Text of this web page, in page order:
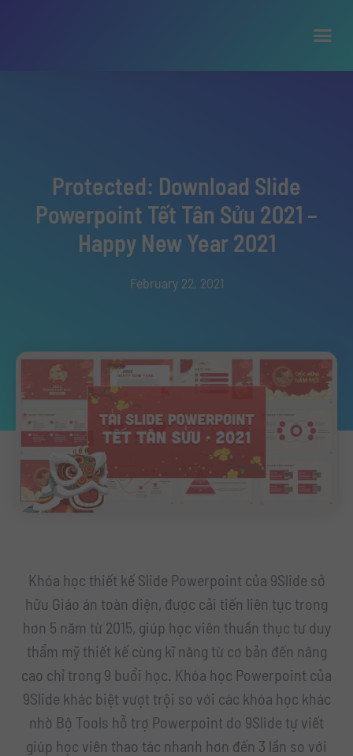
Protected: Download Slide
Powerpoint Tết Tân Sửu 2021 –
Happy New Year 2021
February 22, 2021
Khóa học thiết kế Slide Powerpoint của 9Slide sở
hữu Giáo án toàn diện, được cải tiến liên tục trong
hơn 5 năm từ 2015, giúp học viên thuần thục tư duy
thẩm mỹ thiết kế cùng kĩ năng từ cơ bản đến nâng
cao chỉ trong 9 buổi học. Khóa học Powerpoint của
9Slide khác biệt vượt trội so với các khóa học khác
nhờ Bộ Tools hỗ trợ Powerpoint do 9Slide tự viết
giúp học viên thao tác nhanh hơn đến 3 lần so với